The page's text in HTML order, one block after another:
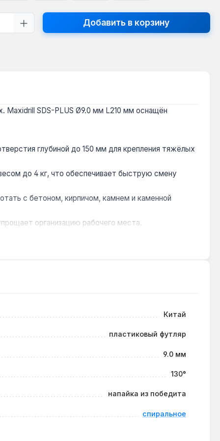
продукта: введите желаемое
Добавить в корзину
Maxidrill SDS-PLUS Ø9.0 мм L210 мм оснащён
глубиной до 150 мм для крепления тяжёлых
до 4 кг, что обеспечивает быструю смену
с бетоном, кирпичом, камнем и каменной
организацию рабочего места.
Китай
пластиковый футляр
9.0 мм
130°
напайка из победита
спиральное